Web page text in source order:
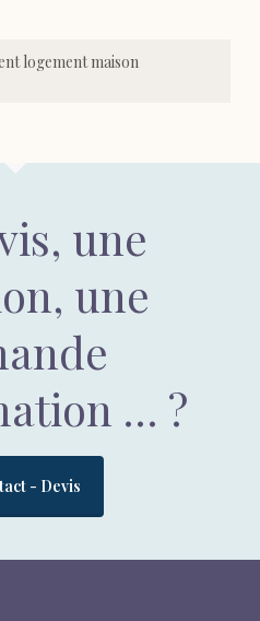
logement maison
une
une
… ?
- Devis